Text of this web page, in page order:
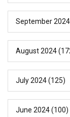
September 2024
August 2024
July 2024(125)
June 2024(100)